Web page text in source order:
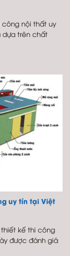
nội thất uy
dựa trên chất
uy tín tại Việt
kế thi công
được đánh giá